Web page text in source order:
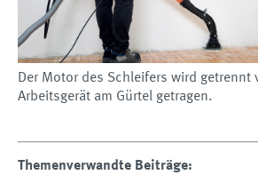
Der Motor des Schleifers wird getrennt
Arbeitsgerät am Gürtel getragen.
Themenverwandte Beiträge: